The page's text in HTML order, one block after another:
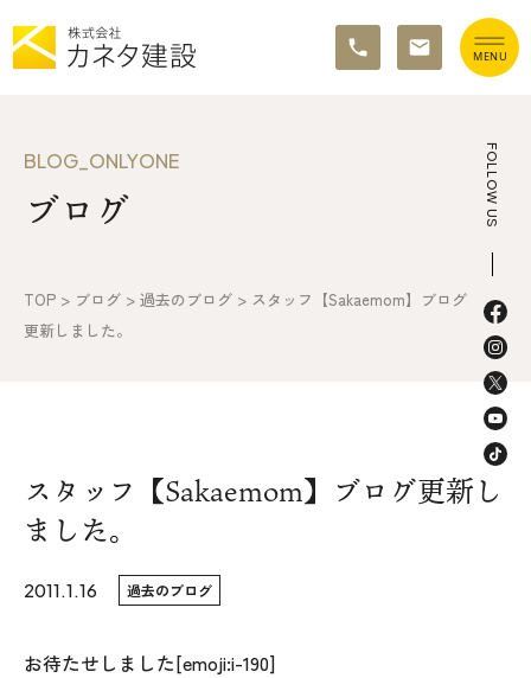
イベント情報
施工の流れ&アフターサポート
不動産情報
WoodStrucX™（ウッドストラクス™）
FOLLOW US
BLOG_ONLYONE
ブログ
TOP > ブログ > 過去のブログ > スタッフ【Sakaemom】ブログ
更新しました。
スタッフ【Sakaemom】ブログ更新し
ました。
2011.1.16 過去のブログ
お待たせしました[emoji:i-190]